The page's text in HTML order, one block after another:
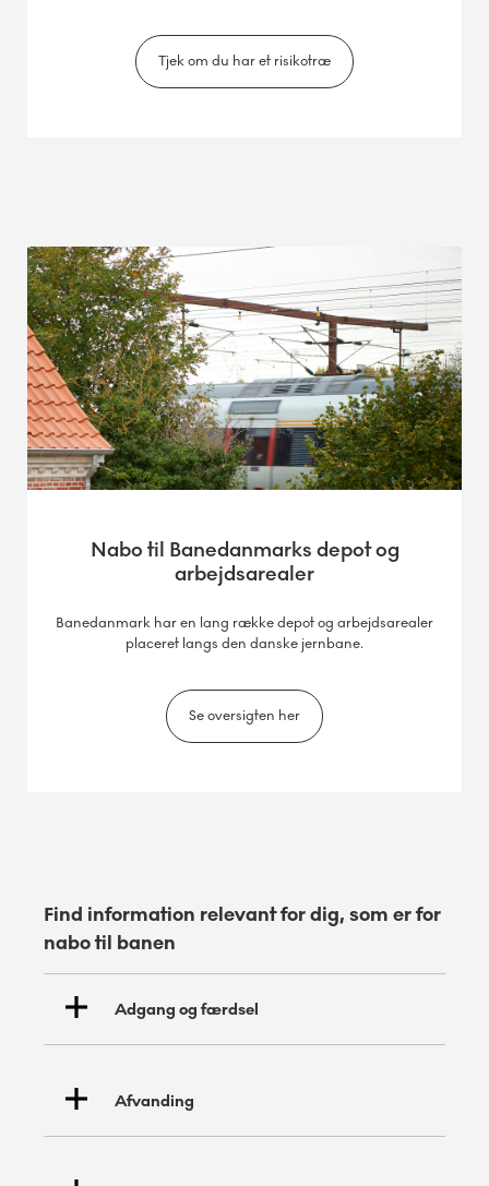
Tjek om du har et risikotræ
Nabo til Banedanmarks depot og
arbejdsarealer
Banedanmark har en lang række depot og arbejdsarealer
placeret langs den danske jernbane.
Se oversigten her
Find information relevant for dig, som er for
nabo til banen
Adgang og færdsel
Afvanding